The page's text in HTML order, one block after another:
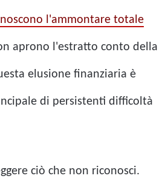
l'ammontare totale
aprono l'estratto conto della
elusione finanziaria è
di persistenti difficoltà
ciò che non riconosci.